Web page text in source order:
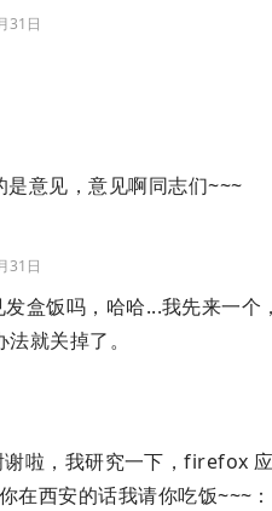
31日
意见，意见啊同志们~~~
31日
发盒饭吗，哈哈...我先来一
就关掉了。
谢啦，我研究一下，firefox
在西安的话我请你吃饭~~~：